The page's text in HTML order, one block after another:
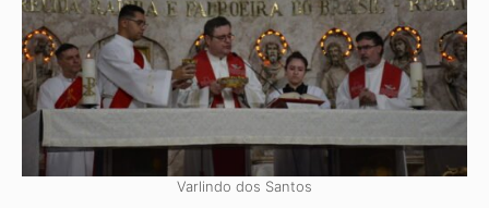
Varlindo dos Santos